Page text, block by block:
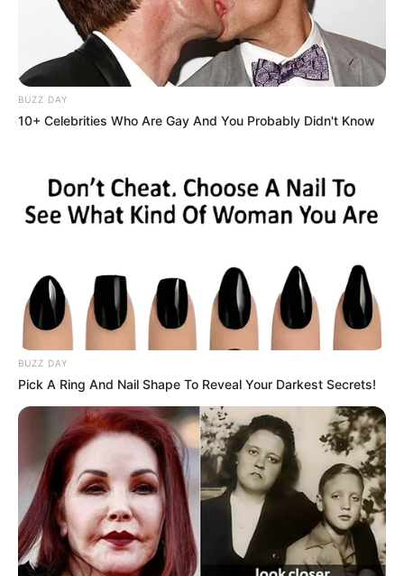
BUZZ DAY
10+ Celebrities Who Are Gay And You Probably Didn't Know
BUZZ DAY
Pick A Ring And Nail Shape To Reveal Your Darkest Secrets!